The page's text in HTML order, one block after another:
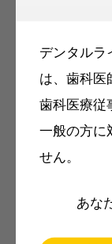
デンタルラ
は、歯科医
歯科医療従
一般の方に
せん。
あな